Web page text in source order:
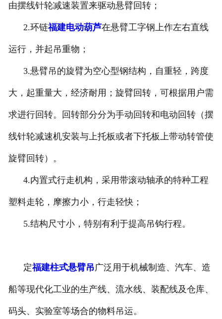
由摆线针轮减速装置来驱动悬臂回转；
2.环链福建电动葫芦在悬臂工字钢上作左右直线
运行，并起吊重物；
3.悬臂吊的旋臂为空心型钢结构，自重轻，跨度
大，起重量大，经济耐用；旋臂回转，可根据用户需
求进行回转。回转部分分为手动回转和电动回转（摆
线针轮减速机安装与上托板或者下托板上带动转管使
旋臂回转）。
4.内置式行走机构，采用带滚动轴承的特种工程
塑料走轮，摩擦力小，行走轻快；
5.结构尺寸小，特别有利于提高吊钩行程。
定福建柱式悬臂吊 广泛用于机械制造、汽车、造
船等现代化工业的生产线、流水线、装配线及仓库、
码头、实验室等场合的物料吊运。